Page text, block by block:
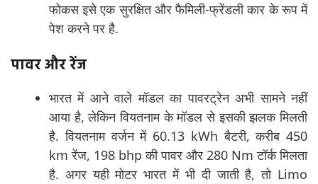
फोकस इसे एक सुरक्षित और फैमिली-फ्रेंडली कार के रूप में
पेश करने पर है.
पावर और रेंज
भारत में आने वाले मॉडल का पावरट्रेन अभी सामने नहीं
आया है, लेकिन वियतनाम के मॉडल से इसकी झलक मिलती
है. वियतनाम वर्जन में 60.13 kWh बैटरी, करीब 450
km रेंज, 198 bhp की पावर और 280 Nm टॉर्क मिलता
है. अगर यही मोटर भारत में भी दी जाती है, तो Limo